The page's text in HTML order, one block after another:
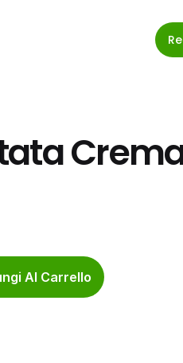
Al Carrello